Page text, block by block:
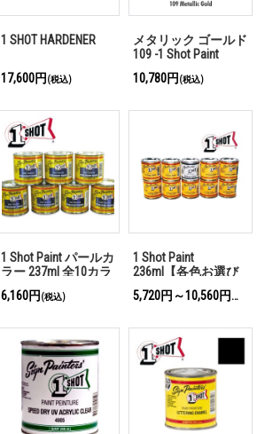
1 SHOT HARDENER
17,600円 (税込)
メタリック ゴールド
109 -1 Shot Paint
10,780円 (税込)
1 Shot Paint パールカ
ラー 237ml 全10カラ
6,160円 (税込)
1 Shot Paint
236ml【各色お選び
5,720円～10,560円
(税込)